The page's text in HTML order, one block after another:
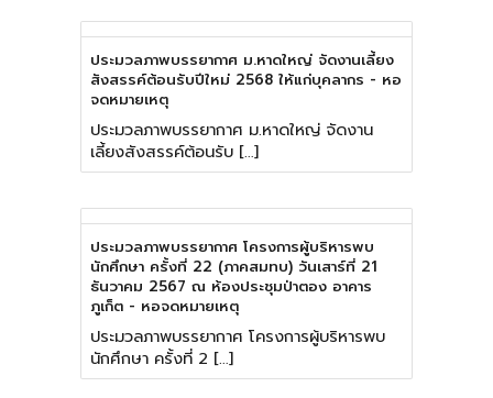
ประมวลภาพบรรยากาศ ม.หาดใหญ่ จัดงานเลี้ยง
สังสรรค์ต้อนรับปีใหม่ 2568 ให้แก่บุคลากร - หอ
จดหมายเหตุ
ประมวลภาพบรรยากาศ ม.หาดใหญ่ จัดงาน
เลี้ยงสังสรรค์ต้อนรับ […]
ประมวลภาพบรรยากาศ โครงการผู้บริหารพบ
นักศึกษา ครั้งที่ 22 (ภาคสมทบ) วันเสาร์ที่ 21
ธันวาคม 2567 ณ ห้องประชุมป่าตอง อาคาร
ภูเก็ต - หอจดหมายเหตุ
ประมวลภาพบรรยากาศ โครงการผู้บริหารพบ
นักศึกษา ครั้งที่ 2 […]